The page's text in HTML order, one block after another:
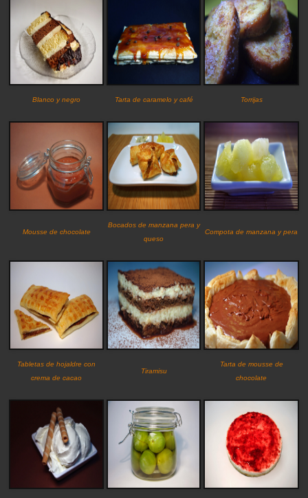
Blanco y negro Tarta de caramelo y café Torrijas
Mousse de chocolate
Bocados de manzana pera y
queso
Compota de manzana y pera
Tabletas de hojaldre con
crema de cacao
Tiramisu
Tarta de mousse de
chocolate